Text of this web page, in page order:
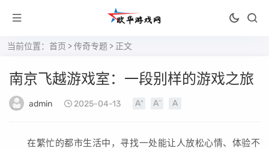
当前位置： 首页 >传奇专题 > 正文
南京飞越游戏室：一段别样的游戏之旅
admin 2025-04-13
在繁忙的都市生活中，寻找一处能让人放松心情、体验不